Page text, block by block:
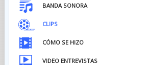
BANDA SONORA
CLIPS
CÓMO SE HIZO
VIDEO ENTREVISTAS